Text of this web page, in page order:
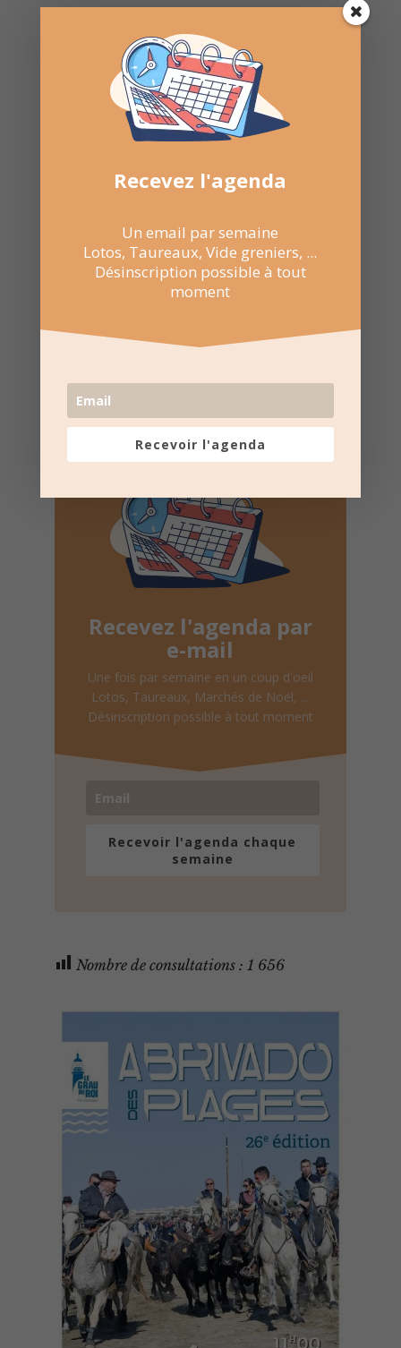
Partager sur Facebook
Envoyer par WhatsApp
Envoyer par E-mail
 NE RATEZ
PAS LES
PROCHAINES
Suivez la
Recevez l'agenda par
e-mail
Une fois par semaine en un coup d'oeil
Lotos, Taureaux, Marchés de Noël, ...
Désinscription possible à tout moment
Recevoir l'agenda chaque
semaine
Nombre de consultations : 1 656
Recevez l'agenda
Un email par semaine
Lotos, Taureaux, Vide greniers, ...
Désinscription possible à tout
moment
Recevoir l'agenda